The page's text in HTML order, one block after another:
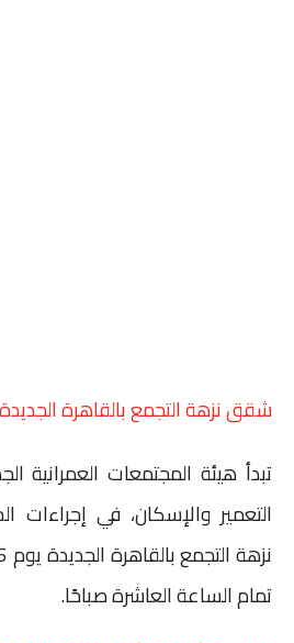
شقق نزهة التجمع بالقاهرة الجديدة
تبدأ هيئة المجتمعات العمرانية
التعمير والإسكان، في إجراءات
تمام الساعة العاشرة صباحًا.